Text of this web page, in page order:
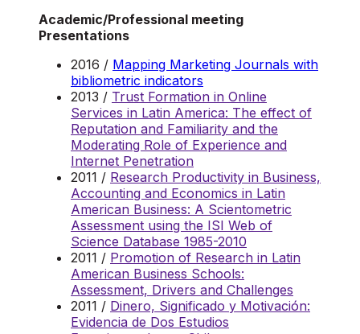
Academic/Professional meeting
Presentations
2016 / Mapping Marketing Journals with
bibliometric indicators
2013 / Trust Formation in Online
Services in Latin America: The effect of
Reputation and Familiarity and the
Moderating Role of Experience and
Internet Penetration
2011 / Research Productivity in Business,
Accounting and Economics in Latin
American Business: A Scientometric
Assessment using the ISI Web of
Science Database 1985-2010
2011 / Promotion of Research in Latin
American Business Schools:
Assessment, Drivers and Challenges
2011 / Dinero, Significado y Motivación:
Evidencia de Dos Estudios